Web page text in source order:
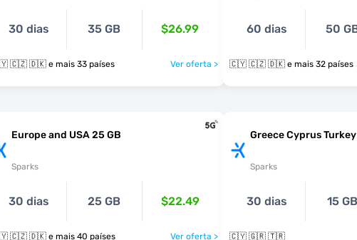
30 dias 35 GB $26.99
🇨🇾 🇨🇿 🇩🇰 e mais 33 países Ver oferta >
60 dias 50
🇨🇾 🇨🇿 🇩🇰 e mais 32 países
Europe and USA 25 GB
Sparks
30 dias 25 GB $22.49
🇨🇾 🇨🇿 🇩🇰 e mais 40 países Ver oferta >
Greece Cyprus Turkey
Sparks
30 dias 15 GB
🇨🇾 🇬🇷 🇹🇷